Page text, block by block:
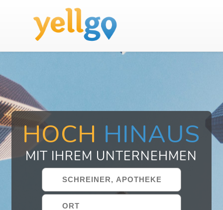
HOCH HINAUS
MIT IHREM UNTERNEHMEN